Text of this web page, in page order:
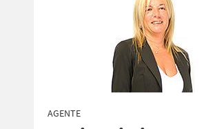
AGENTE